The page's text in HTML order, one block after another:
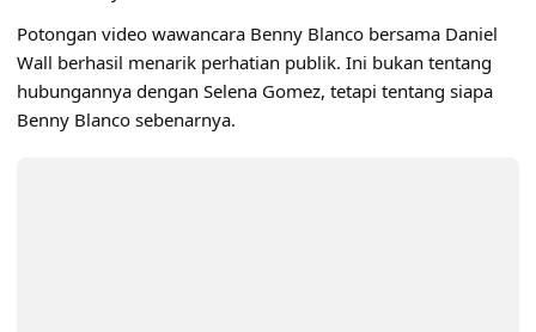
Potongan video wawancara Benny Blanco bersama Daniel
Wall berhasil menarik perhatian publik. Ini bukan tentang
hubungannya dengan Selena Gomez, tetapi tentang siapa
Benny Blanco sebenarnya.